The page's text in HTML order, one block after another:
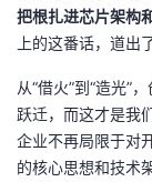
把根扎进芯片架构
上的这番话，道出
从“借火”到“造光”
跃迁，而这才是我
企业不再局限于对
的核心思想和技术